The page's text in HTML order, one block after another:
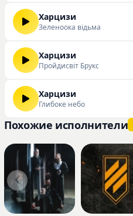
Харцизи
Зеленоока відьма
Харцизи
Пройдисвіт Брукс
Харцизи
Глибоке небо
Похожие исполнители